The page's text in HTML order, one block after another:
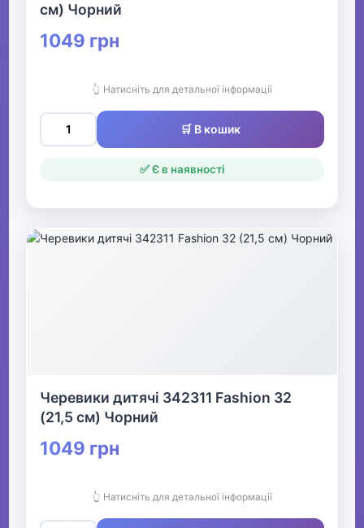
см) Чорний
1049 грн
👆 Натисніть для детальної інформації
🛒 В кошик
✅ Є в наявності
Черевики дитячі 342311 Fashion 32
(21,5 см) Чорний
1049 грн
👆 Натисніть для детальної інформації